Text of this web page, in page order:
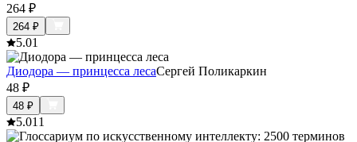
264 ₽
264 ₽
5.01
Диодора — принцесса лесаСергей Поликаркин
48 ₽
48 ₽
5.011